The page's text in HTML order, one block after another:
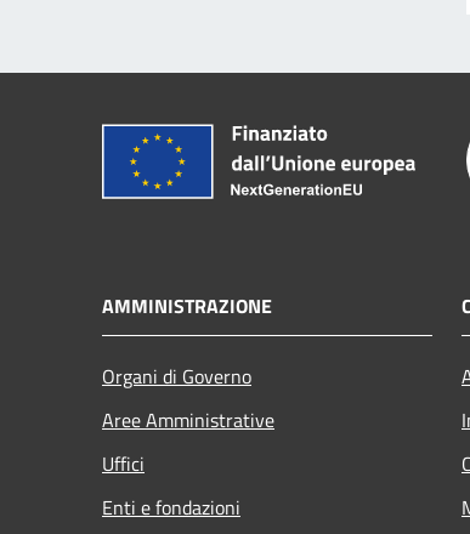
AMMINISTRAZIONE
Organi di Governo
Aree Amministrative
Uffici
Enti e fondazioni